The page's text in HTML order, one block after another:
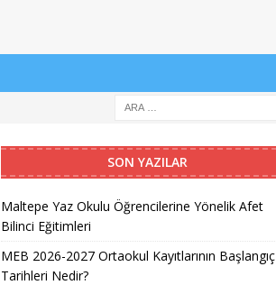
SON YAZILAR
Maltepe Yaz Okulu Öğrencilerine Yönelik Afet
Bilinci Eğitimleri
MEB 2026-2027 Ortaokul Kayıtlarının Başlangıç
Tarihleri Nedir?